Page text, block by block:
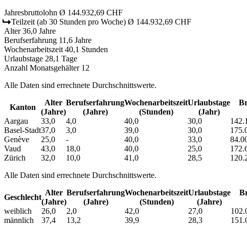
Jahresbruttolohn Ø 144.932,69 CHF
Teilzeit (ab 30 Stunden pro Woche) Ø 144.932,69 CHF
Alter 36,0 Jahre
Berufserfahrung 11,6 Jahre
Wochenarbeitszeit 40,1 Stunden
Urlaubstage 28,1 Tage
Anzahl Monatsgehälter 12
Alle Daten sind errechnete Durchschnittswerte.
Kanton
Alter
(Jahre)
Berufs­erfahrung
(Jahre)
Wochen­arbeitszeit
(Stunden)
Urlaubs­tage
(Jahr)
Aargau
33,0 4,0 40,0 30,0
Basel-Stadt37,0 3,0 39,0 30,0
Genève
25,0 - 40,0 33,0
Vaud
43,0 18,0 40,0 25,0
Zürich
32,0 10,0 41,0 28,5
Alle Daten sind errechnete Durchschnittswerte.
Geschlecht
Alter
(Jahre)
Berufs­erfahrung
(Jahre)
Wochen­arbeitszeit
(Stunden)
Urlaubs­tage
(Jahre)
weiblich
26,0 2,0 42,0 27,0
männlich
37,4 13,2 39,9 28,3